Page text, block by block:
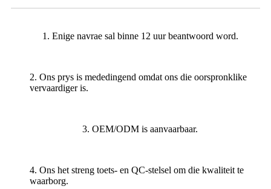
1. Enige navrae sal binne 12 uur beantwoord word.
2. Ons prys is mededingend omdat ons die oorspronklike
vervaardiger is.
3. OEM/ODM is aanvaarbaar.
4. Ons het streng toets- en QC-stelsel om die kwaliteit te
waarborg.